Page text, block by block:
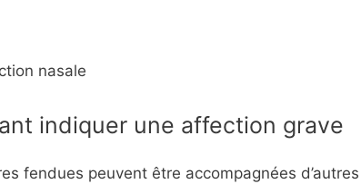
nasale
indiquer une affection grave
fendues peuvent être accompagnées d’autres